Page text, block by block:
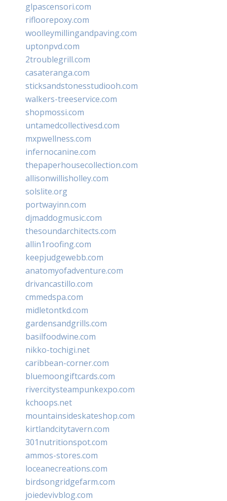
glpascensori.com
rifloorepoxy.com
woolleymillingandpaving.com
uptonpvd.com
2troublegrill.com
casateranga.com
sticksandstonesstudiooh.com
walkers-treeservice.com
shopmossi.com
untamedcollectivesd.com
mxpwellness.com
infernocanine.com
thepaperhousecollection.com
allisonwillisholley.com
solslite.org
portwayinn.com
djmaddogmusic.com
thesoundarchitects.com
allin1roofing.com
keepjudgewebb.com
anatomyofadventure.com
drivancastillo.com
cmmedspa.com
midletontkd.com
gardensandgrills.com
basilfoodwine.com
nikko-tochigi.net
caribbean-corner.com
bluemoongiftcards.com
rivercitysteampunkexpo.com
kchoops.net
mountainsideskateshop.com
kirtlandcitytavern.com
301nutritionspot.com
ammos-stores.com
loceanecreations.com
birdsongridgefarm.com
joiedevivblog.com